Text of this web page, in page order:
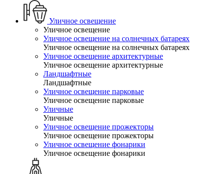
Уличное освещение
Уличное освещение
Уличное освещение на солнечных батареях
Уличное освещение на солнечных батареях
Уличное освещение архитектурные
Уличное освещение архитектурные
Ландшафтные
Ландшафтные
Уличное освещение парковые
Уличное освещение парковые
Уличные
Уличные
Уличное освещение прожекторы
Уличное освещение прожекторы
Уличное освещение фонарики
Уличное освещение фонарики